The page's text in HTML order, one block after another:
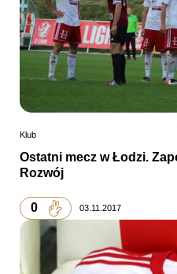
Klub
Ostatni mecz w Łodzi.
Rozwój
0 03.11.2017